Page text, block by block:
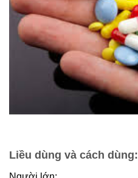
Liều dùng và cách dùng: